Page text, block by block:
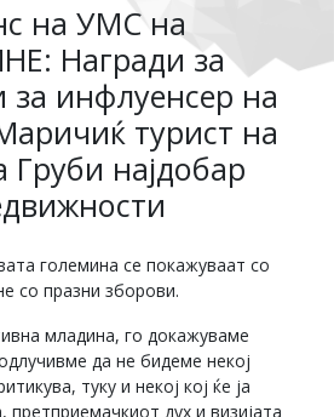
на УМС на
Награди за
за инфлуенсер на
турист на
Груби најдобар
големина се покажуваат со
со празни зборови.
младина, го докажуваме
да не бидеме некој
туку и некој кој ќе ја
дух и визијата